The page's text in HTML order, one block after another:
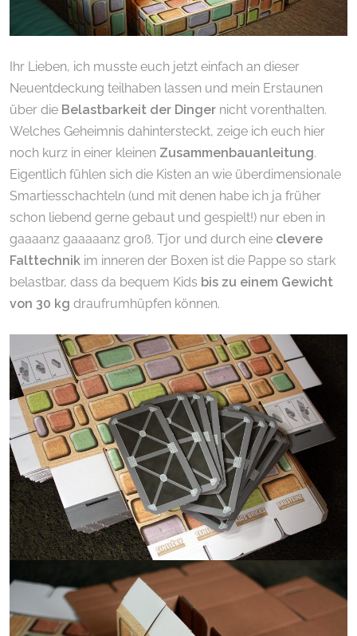
Ihr Lieben, ich musste euch jetzt einfach an dieser
Neuentdeckung teilhaben lassen und mein Erstaunen
über die Belastbarkeit der Dinger nicht vorenthalten.
Welches Geheimnis dahintersteckt, zeige ich euch hier
noch kurz in einer kleinen Zusammenbauanleitung.
Eigentlich fühlen sich die Kisten an wie überdimensionale
Smartiesschachteln (und mit denen habe ich ja früher
schon liebend gerne gebaut und gespielt!) nur eben in
gaaaanz gaaaaanz groß. Tjor und durch eine clevere
Falttechnik im inneren der Boxen ist die Pappe so stark
belastbar, dass da bequem Kids bis zu einem Gewicht
von 30 kg draufrumhüpfen können.